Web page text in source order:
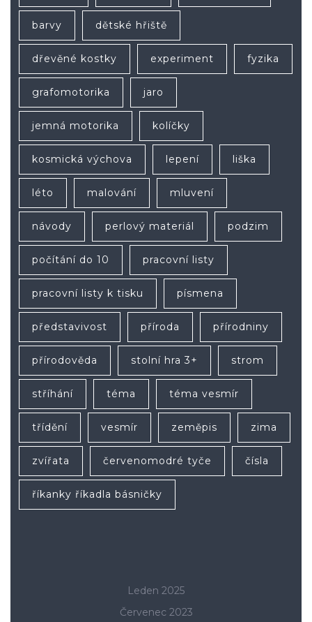
barvy dětské hřiště
dřevěné kostky experiment fyzika
grafomotorika jaro
jemná motorika kolíčky
kosmická výchova lepení liška
léto malování mluvení
návody perlový materiál podzim
počítání do 10 pracovní listy
pracovní listy k tisku písmena
představivost příroda přírodniny
přírodověda stolní hra 3+ strom
stříhání téma téma vesmír
třídění vesmír zeměpis zima
zvířata červenomodré tyče čísla
říkanky říkadla básničky
Leden 2025
Červenec 2023